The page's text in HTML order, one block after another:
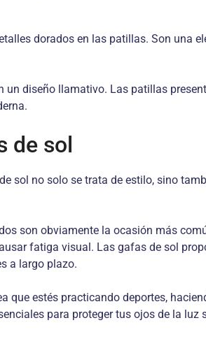
dorados en las patillas. Son una
diseño llamativo. Las patillas
de sol
sol no solo se trata de estilo, sino
son obviamente la ocasión más
fatiga visual. Las gafas de sol
a largo plazo.
que estés practicando deportes,
para proteger tus ojos de la luz